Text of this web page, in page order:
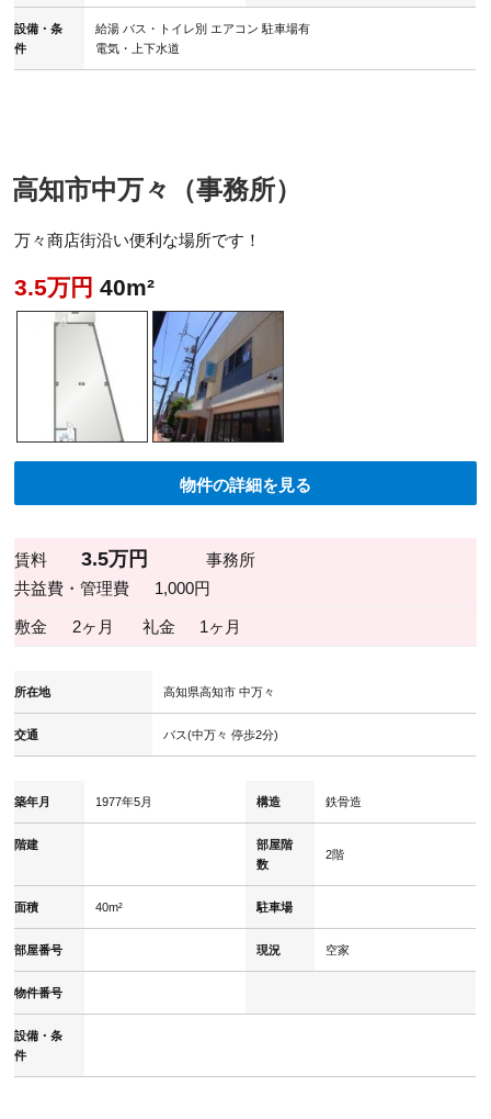
設備・条
件
給湯 バス・トイレ別 エアコン 駐車場有
電気・上下水道
高知市中万々（事務所）
万々商店街沿い便利な場所です！
3.5万円 40m²
物件の詳細を見る
賃料 3.5万円
事務所
共益費・管理費
1,000円
敷金 2ヶ月 礼金 1ヶ月
所在地 高知県高知市 中万々
交通 バス(中万々 停歩2分)
築年月 1977年5月 構造 鉄骨造
階建
部屋階
数
2階
面積 40m² 駐車場
部屋番号 現況 空家
物件番号
設備・条
件